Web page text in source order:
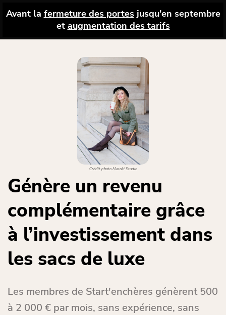
Avant la fermeture des portesjusqu'en septembre
et augmentation des tarifs
Crédit photo Maraki Studio
Génère un revenu
complémentaire grâce
à l’investissement dans
les sacs de luxe
Les membres de Start'enchères génèrent 500
à 2 000 € par mois, sans expérience, sans